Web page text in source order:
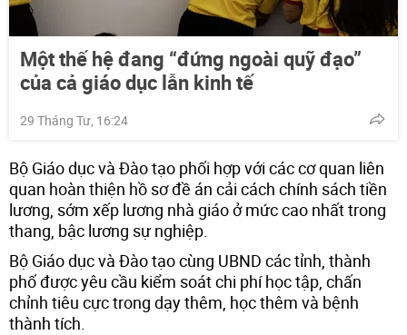
Một thế hệ đang “đứng ngoài quỹ đạo”
của cả giáo dục lẫn kinh tế
29 Tháng Tư, 16:24
Bộ Giáo dục và Đào tạo phối hợp với các cơ quan liên
quan hoàn thiện hồ sơ đề án cải cách chính sách tiền
lương, sớm xếp lương nhà giáo ở mức cao nhất trong
thang, bậc lương sự nghiệp.
Bộ Giáo dục và Đào tạo cùng UBND các tỉnh, thành
phố được yêu cầu kiểm soát chi phí học tập, chấn
chỉnh tiêu cực trong dạy thêm, học thêm và bệnh
thành tích.